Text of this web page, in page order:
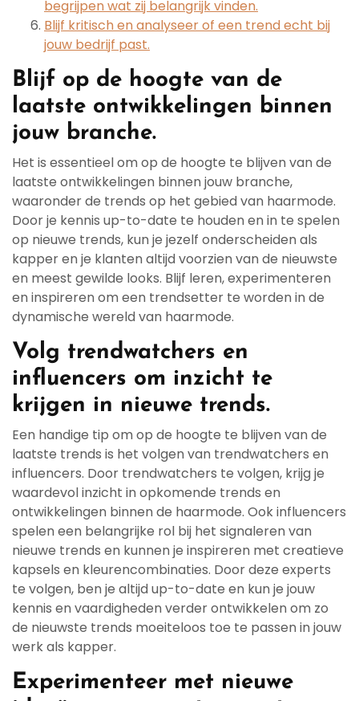
begrijpen wat zij belangrijk vinden.
Blijf kritisch en analyseer of een trend echt bij
jouw bedrijf past.
Blijf op de hoogte van de
laatste ontwikkelingen binnen
jouw branche.
Het is essentieel om op de hoogte te blijven van de
laatste ontwikkelingen binnen jouw branche,
waaronder de trends op het gebied van haarmode.
Door je kennis up-to-date te houden en in te spelen
op nieuwe trends, kun je jezelf onderscheiden als
kapper en je klanten altijd voorzien van de nieuwste
en meest gewilde looks. Blijf leren, experimenteren
en inspireren om een trendsetter te worden in de
dynamische wereld van haarmode.
Volg trendwatchers en
influencers om inzicht te
krijgen in nieuwe trends.
Een handige tip om op de hoogte te blijven van de
laatste trends is het volgen van trendwatchers en
influencers. Door trendwatchers te volgen, krijg je
waardevol inzicht in opkomende trends en
ontwikkelingen binnen de haarmode. Ook influencers
spelen een belangrijke rol bij het signaleren van
nieuwe trends en kunnen je inspireren met creatieve
kapsels en kleurencombinaties. Door deze experts
te volgen, ben je altijd up-to-date en kun je jouw
kennis en vaardigheden verder ontwikkelen om zo
de nieuwste trends moeiteloos toe te passen in jouw
werk als kapper.
Experimenteer met nieuwe